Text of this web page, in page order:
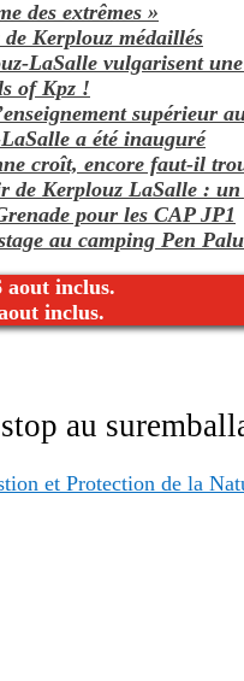
des extrêmes »
Kerplouz médaillés
LaSalle vulgarisent
of Kpz !
supérieur
a été inauguré
croît, encore faut-il
Kerplouz LaSalle :
pour les CAP JP1
au camping Pen
aout inclus.
inclus.
au
et Protection de la